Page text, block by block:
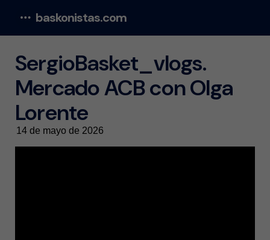
baskonistas.com
SergioBasket_vlogs.
Mercado ACB con Olga
Lorente
14 de mayo de 2026